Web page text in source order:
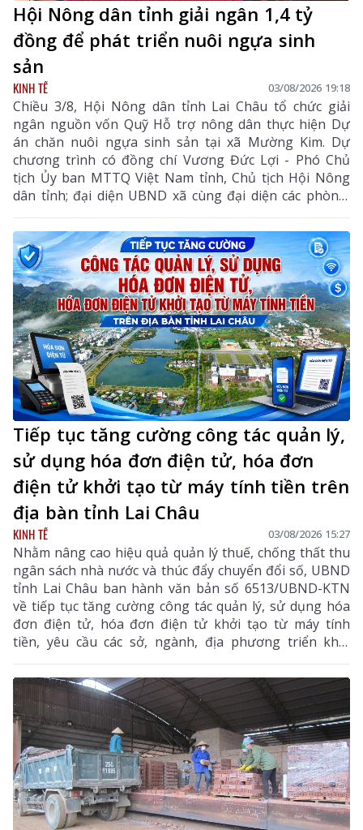
Hội Nông dân tỉnh giải ngân 1,4 tỷ
đồng để phát triển nuôi ngựa sinh
sản
KINH TẾ 03/08/2026 19:18
Chiều 3/8, Hội Nông dân tỉnh Lai Châu tổ chức giải
ngân nguồn vốn Quỹ Hỗ trợ nông dân thực hiện Dự
án chăn nuôi ngựa sinh sản tại xã Mường Kim. Dự
chương trình có đồng chí Vương Đức Lợi - Phó Chủ
tịch Ủy ban MTTQ Việt Nam tỉnh, Chủ tịch Hội Nông
dân tỉnh; đại diện UBND xã cùng đại diện các phòng,
ban chuyên môn, Hội Nông dân xã và các hội viên
tham gia dự án.
Tiếp tục tăng cường công tác quản lý,
sử dụng hóa đơn điện tử, hóa đơn
điện tử khởi tạo từ máy tính tiền trên
địa bàn tỉnh Lai Châu
KINH TẾ 03/08/2026 15:27
Nhằm nâng cao hiệu quả quản lý thuế, chống thất thu
ngân sách nhà nước và thúc đẩy chuyển đổi số, UBND
tỉnh Lai Châu ban hành văn bản số 6513/UBND-KTN
về tiếp tục tăng cường công tác quản lý, sử dụng hóa
đơn điện tử, hóa đơn điện tử khởi tạo từ máy tính
tiền, yêu cầu các sở, ngành, địa phương triển khai
đồng bộ các giải pháp nhằm nâng cao hiệu quả quản
lý thuế, chống thất thu ngân sách và thúc đẩy chuyển
đổi số trên địa bàn tỉnh.